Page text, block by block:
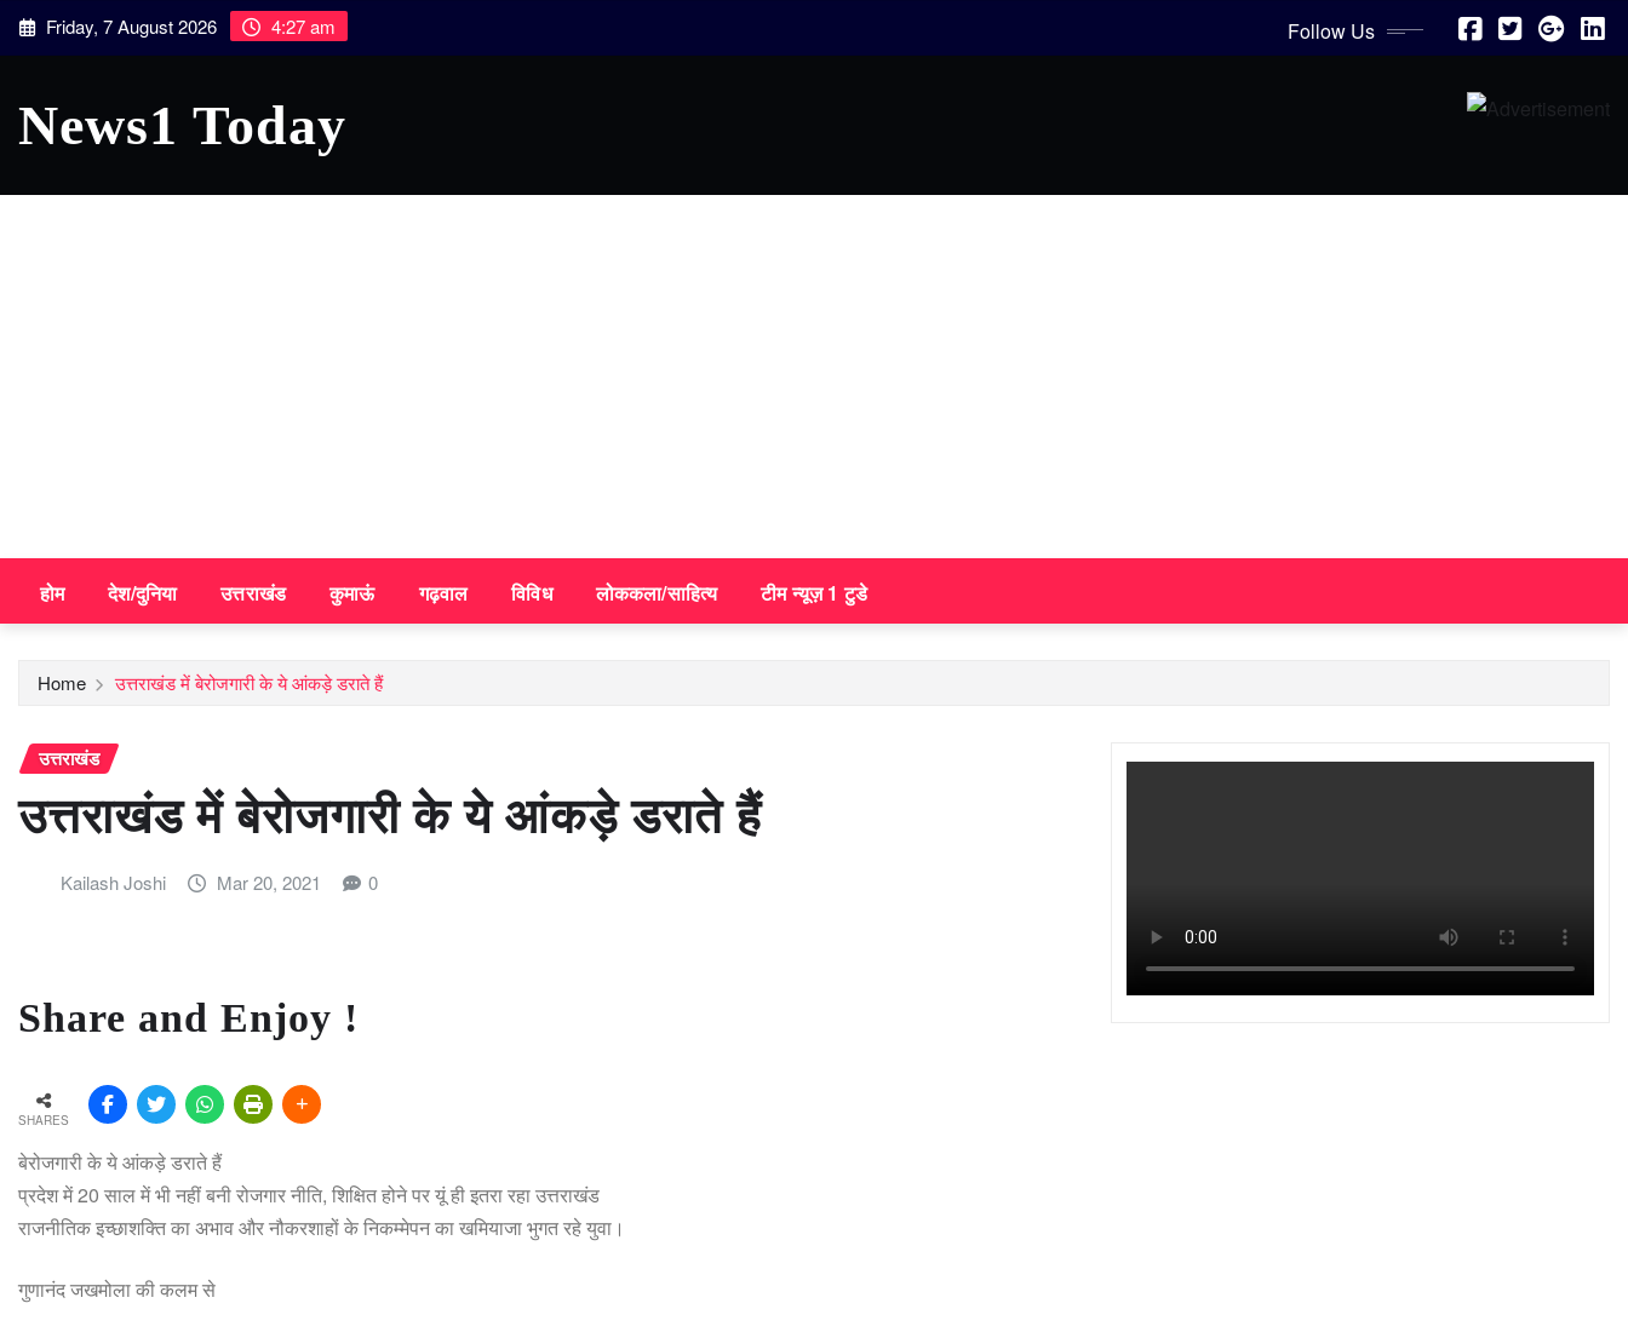
Skip Friday, 7 August 2026 4:27 am Follow Us
News1 Today
होम देश/दुनिया उत्तराखंड कुमाऊं गढ़वाल विविध लोककला/साहित्य टीम न्यूज़ 1 टुडे
Home उत्तराखंड में बेरोजगारी के ये आंकड़े डराते हैं
उत्तराखंड
उत्तराखंड में बेरोजगारी के ये आंकड़े डराते हैं
Kailash Joshi Mar 20, 2021 0
Share and Enjoy !
SHARES
बेरोजगारी के ये आंकड़े डराते हैं
प्रदेश में 20 साल में भी नहीं बनी रोजगार नीति, शिक्षित होने पर यूं ही इतरा रहा उत्तराखंड
राजनीतिक इच्छाशक्ति का अभाव और नौकरशाहों के निकम्मेपन का खमियाजा भुगत रहे युवा।
गुणानंद जखमोला की कलम से